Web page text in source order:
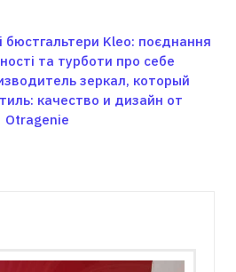
бюстгальтери Kleo: поєднання
та турботи про себе
зеркал, который
качество и дизайн от
Otragenie